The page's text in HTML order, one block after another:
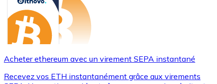
Acheter ethereum avec un virement SEPA instantané
Recevez vos ETH instantanément grâce aux virements